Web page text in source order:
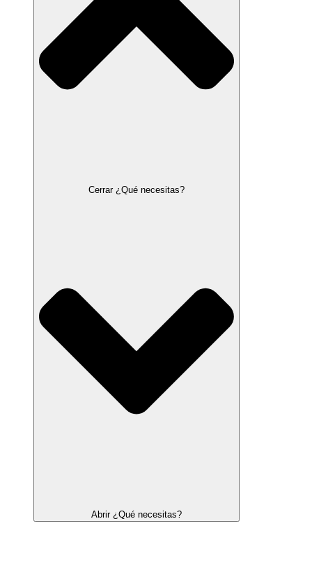
Cerrar ¿Qué necesitas?
Abrir ¿Qué necesitas?